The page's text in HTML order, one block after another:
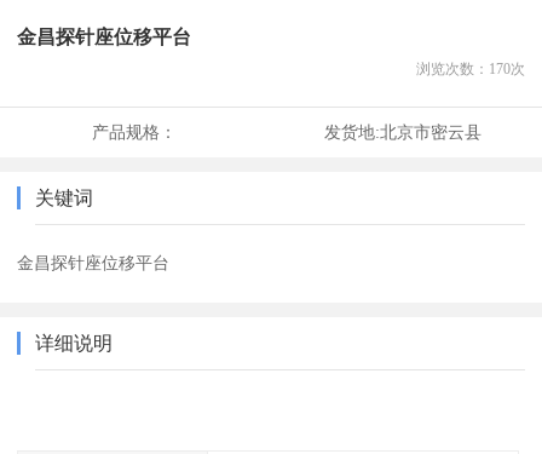
金昌探针座位移平台
浏览次数： 170次
产品规格： 发货地:北京市密云县
关键词
金昌探针座位移平台
详细说明